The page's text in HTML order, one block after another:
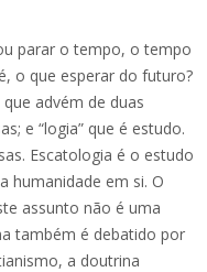
parar o tempo, o tempo
o que esperar do futuro?
advém de duas
e “logia” que é estudo.
Escatologia é o estudo
humanidade em si. O
assunto não é uma
também é debatido por
a doutrina